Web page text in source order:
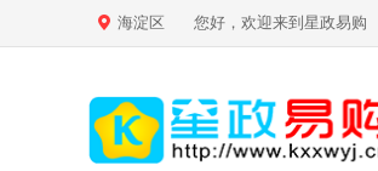
海淀区 您好，欢迎来到星政易购